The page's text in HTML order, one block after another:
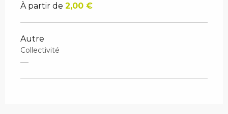
À partir de 2,00 €
Autre
Collectivité
—